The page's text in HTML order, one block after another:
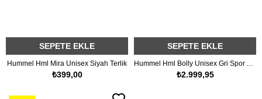
SEPETE EKLE
Hummel Hml Mira Unisex Siyah Terlik
₺399,00
SEPETE EKLE
Hummel Hml Bolly Unisex Gri Spor Ayakkabı
₺2.999,95